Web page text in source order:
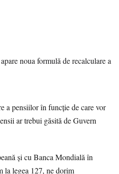
a pensiilor în funcție de care vor
ar trebui găsită de Guvern
și cu Banca Mondială în
la legea 127, ne dorim